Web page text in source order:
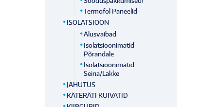
Termofol Paneelid
ISOLATSIOON
Alusvaibad
Isolatsioonimatid
Põrandale
Isolatsioonimatid
Seina/lakke
JAHUTUS
KÄTERÄTI KUIVATID